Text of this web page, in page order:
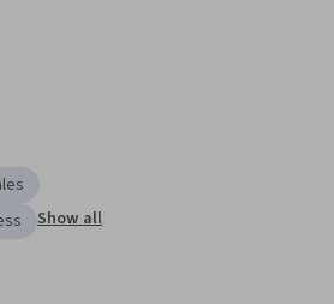
Show all